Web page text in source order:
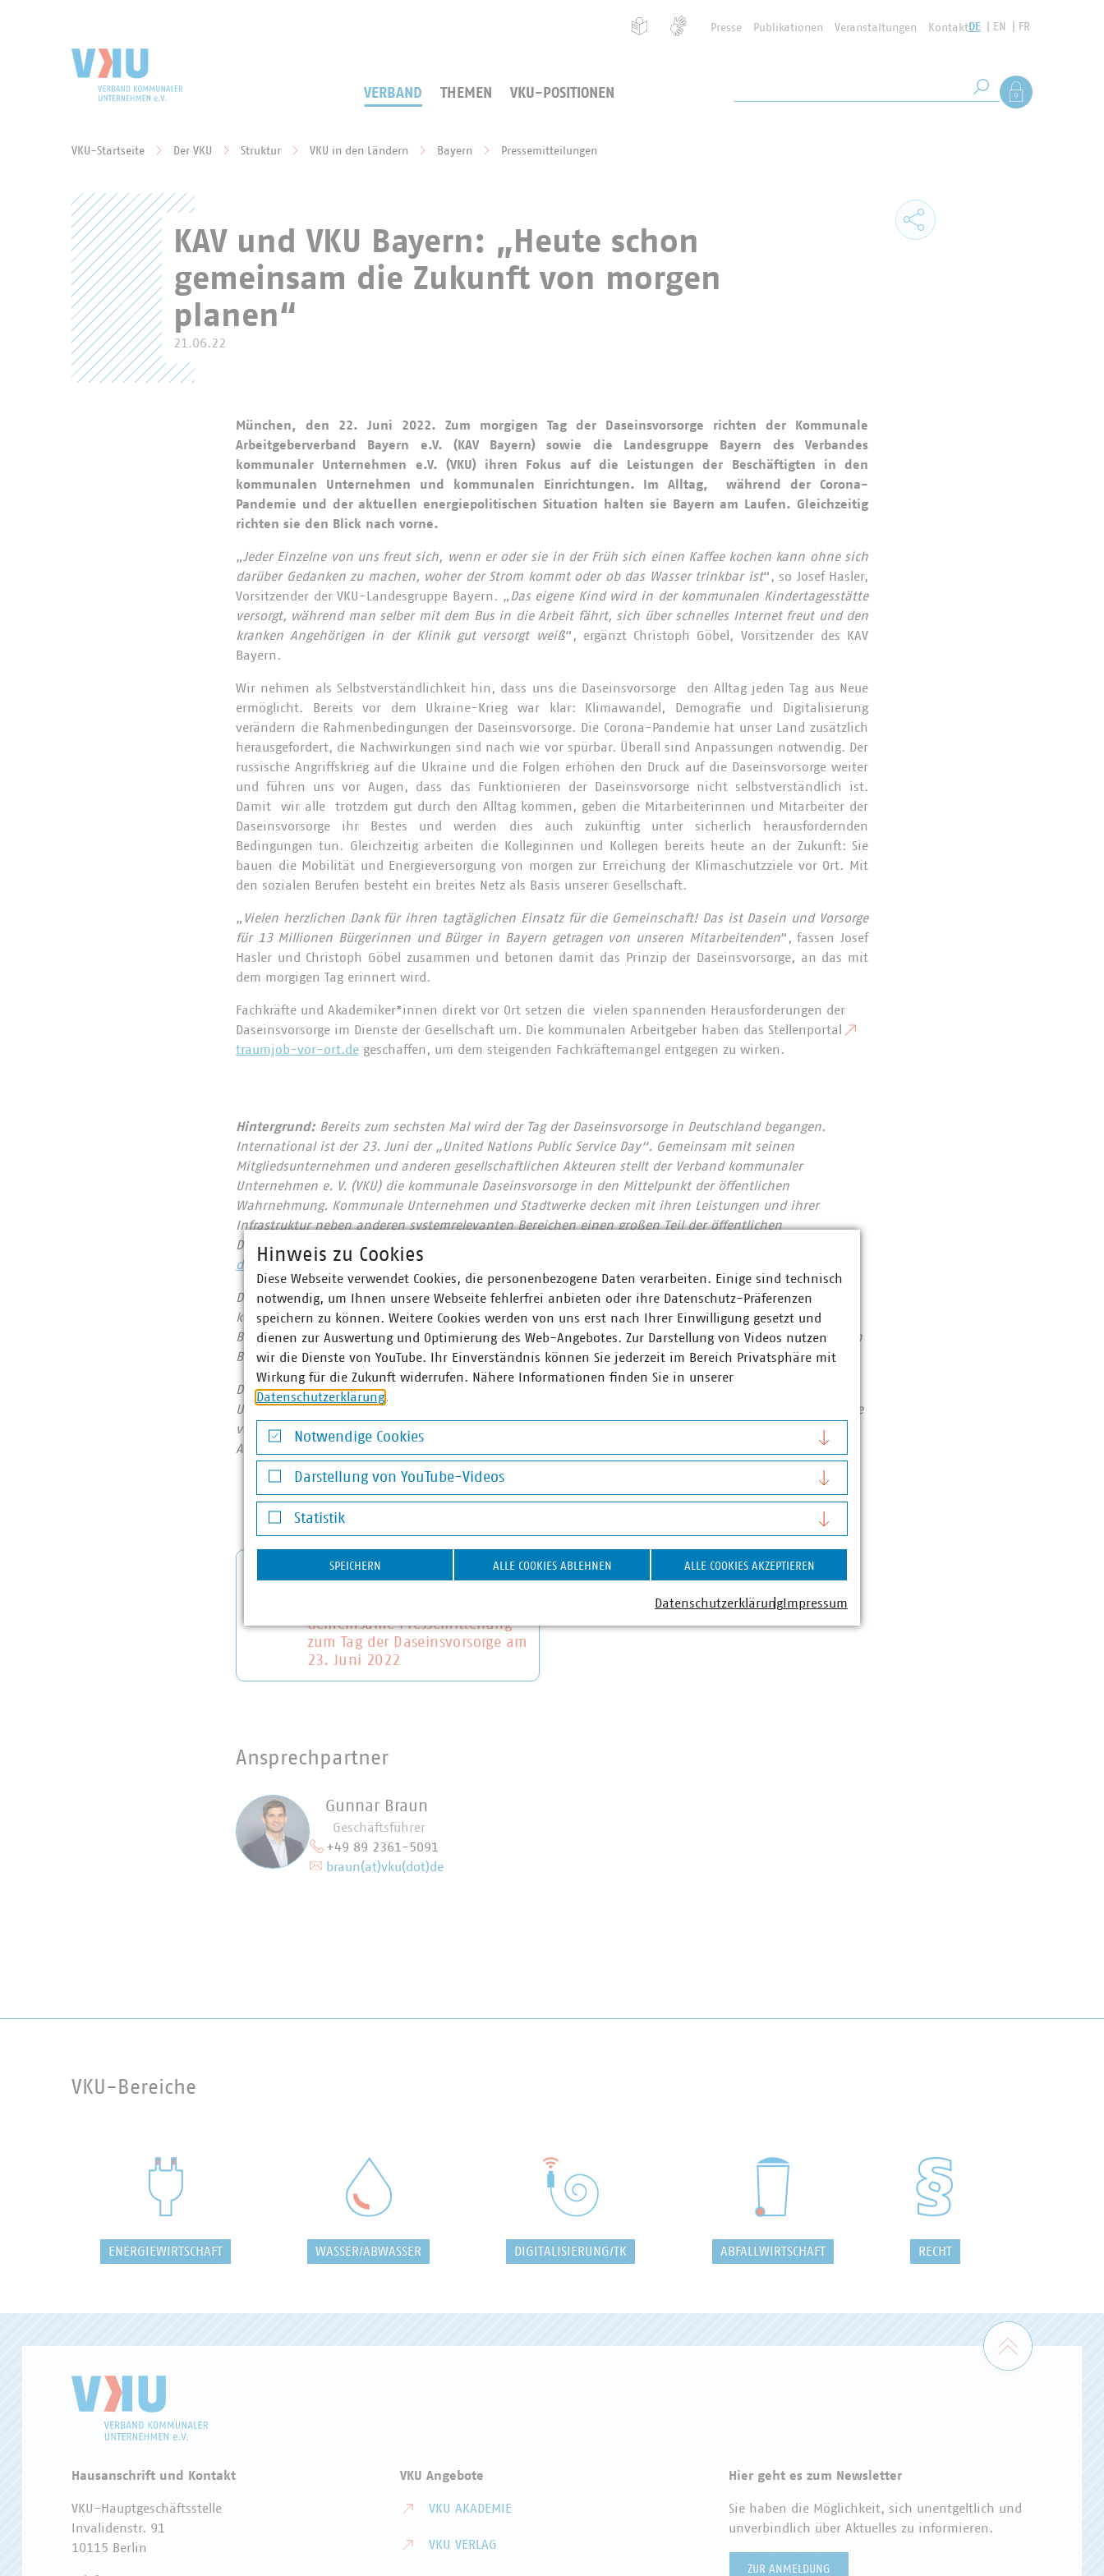
Presse Publikationen Veranstaltungen KontaktDE EN FR
VERBAND THEMEN VKU-POSITIONEN Suche starten
Als Mitglied
VKU-Startseite Der VKU Struktur VKU in den Ländern Bayern Pressemitteilungen
KAV und VKU Bayern: „Heute schon
gemeinsam die Zukunft von morgen
planen“
21.06.22
München, den 22. Juni 2022.
Zum morgigen Tag der Daseinsvorsorge richten der Kommunale
Arbeitgeberverband Bayern e.V. (KAV Bayern) sowie die Landesgruppe Bayern des Verbandes
kommunaler Unternehmen e.V. (VKU) ihren Fokus auf die Leistungen der Beschäftigten in den
kommunalen Unternehmen und kommunalen Einrichtungen. Im Alltag, während der Corona-
Pandemie und der aktuellen energiepolitischen Situation halten sie Bayern am Laufen. Gleichzeitig
richten sie den Blick nach vorne.
„ Jeder Einzelne von uns freut sich, wenn er oder sie in der Früh sich einen Kaffee kochen kann ohne sich
darüber Gedanken zu machen, woher der Strom kommt oder ob das Wasser trinkbar ist“, so Josef Hasler,
Vorsitzender der VKU-Landesgruppe Bayern. „ Das eigene Kind wird in der kommunalen Kindertagesstätte
versorgt, während man selber mit dem Bus in die Arbeit fährt, sich über schnelles Internet freut und den
kranken Angehörigen in der Klinik gut versorgt weiß“, ergänzt Christoph Göbel, Vorsitzender des KAV
Bayern.
Wir nehmen als Selbstverständlichkeit hin, dass uns die Daseinsvorsorge den Alltag jeden Tag aus Neue
ermöglicht. Bereits vor dem Ukraine-Krieg war klar: Klimawandel, Demografie und Digitalisierung
verändern die Rahmenbedingungen der Daseinsvorsorge. Die Corona-Pandemie hat unser Land zusätzlich
herausgefordert, die Nachwirkungen sind nach wie vor spürbar. Überall sind Anpassungen notwendig. Der
russische Angriffskrieg auf die Ukraine und die Folgen erhöhen den Druck auf die Daseinsvorsorge weiter
und führen uns vor Augen, dass das Funktionieren der Daseinsvorsorge nicht selbstverständlich ist.
Damit wir alle trotzdem gut durch den Alltag kommen, geben die Mitarbeiterinnen und Mitarbeiter der
Daseinsvorsorge ihr Bestes und werden dies auch zukünftig unter sicherlich herausfordernden
Bedingungen tun. Gleichzeitig arbeiten die Kolleginnen und Kollegen bereits heute an der Zukunft: Sie
bauen die Mobilität und Energieversorgung von morgen zur Erreichung der Klimaschutzziele vor Ort. Mit
den sozialen Berufen besteht ein breites Netz als Basis unserer Gesellschaft.
„ Vielen herzlichen Dank für ihren tagtäglichen Einsatz für die Gemeinschaft! Das ist Dasein und Vorsorge
für 13 Millionen Bürgerinnen und Bürger in Bayern getragen von unseren Mitarbeitenden“, fassen Josef
Hasler und Christoph Göbel zusammen und betonen damit das Prinzip der Daseinsvorsorge, an das mit
dem morgigen Tag erinnert wird.
Fachkräfte und Akademiker*innen direkt vor Ort setzen die vielen spannenden Herausforderungen der
Daseinsvorsorge im Dienste der Gesellschaft um. Die kommunalen Arbeitgeber haben das Stellenportal
traumjob-vor-ort.de geschaffen, um dem steigenden Fachkräftemangel entgegen zu wirken.
Hintergrund:Bereits zum sechsten Mal wird der Tag der Daseinsvorsorge in Deutschland begangen.
International ist der 23. Juni der „United Nations Public Service Day“. Gemeinsam mit seinen
Mitgliedsunternehmen und anderen gesellschaftlichen Akteuren stellt der Verband kommunaler
Unternehmen e. V. (VKU) die kommunale Daseinsvorsorge in den Mittelpunkt der öffentlichen
Wahrnehmung. Kommunale Unternehmen und Stadtwerke decken mit ihren Leistungen und ihrer
Infrastruktur neben anderen systemrelevanten Bereichen einen großen Teil der öffentlichen
Daseinsvorsorge ab. Mehr Informationen zur kommunalen Daseinsvorsorge gibt es auf:
daseinsvorsorge.vku.de
DerKommunale Arbeitgeberverband Bayern e.V. (KAV) ist seit 1947 Tarifpartner für Kommunen und
kommunale Einrichtungen. Er ist mit über 3.000 Mitgliedern einer der größten Arbeitgeberverbände
Bayerns und der zweitgrößte Mitgliederverband der Vereinigung der kommunalen Arbeitgeberverbände in
Berlin (VKA).
DieLandesgruppe Bayern des Verbandes kommunaler Unternehmen (VKU)
Unternehmen in Bayern. Die VKU-Mitgliedsunternehmen in Bayern leisten jährlich Investitionen in Höhe
von über 2 Milliarden Euro, erwirtschaften einen Umsatz von fast 16 Milliarden Euro und sind wichtiger
Arbeitgeber für über 38.000 Beschäftigte.
KAV und VKU Bayern: „Heute
Gemeinsame Pressemitteilung
zum Tag der Daseinsvorsorge am
23. Juni 2022
Ansprechpartner
Gunnar Braun
Geschäftsführer
+49 89 2361-5091
braun(at)vku(dot)de
VKU-Bereiche
ENERGIEWIRTSCHAFT WASSER/ABWASSER DIGITALISIERUNG/TK ABFALLWIRTSCHAFT RECHT
Zum
Hausanschrift und Kontakt
VKU-Hauptgeschäftsstelle
Invalidenstr. 91
10115 Berlin
VKU Angebote
VKU AKADEMIE
VKU VERLAG
Hier geht es zum Newsletter
Sie haben die Möglichkeit, sich unentgeltlich und
unverbindlich über Aktuelles zu informieren.
ZUR ANMELDUNG
Hinweis zu Cookies
Diese Webseite verwendet Cookies, die personenbezogene Daten verarbeiten. Einige sind technisch
notwendig, um Ihnen unsere Webseite fehlerfrei anbieten oder ihre Datenschutz-Präferenzen
speichern zu können. Weitere Cookies werden von uns erst nach Ihrer Einwilligung gesetzt und
dienen zur Auswertung und Optimierung des Web-Angebotes. Zur Darstellung von Videos nutzen
wir die Dienste von YouTube. Ihr Einverständnis können Sie jederzeit im Bereich Privatsphäre mit
Wirkung für die Zukunft widerrufen. Nähere Informationen finden Sie in unserer
Datenschutzerklärung.
Notwendige Cookies
Notwendige Cookies
Darstellung von YouTube-Videos
Darstellung von YouTube-Videos
Statistik
Statistik
SPEICHERN ALLE COOKIES ABLEHNEN ALLE COOKIES AKZEPTIEREN
DatenschutzerklärungImpressum